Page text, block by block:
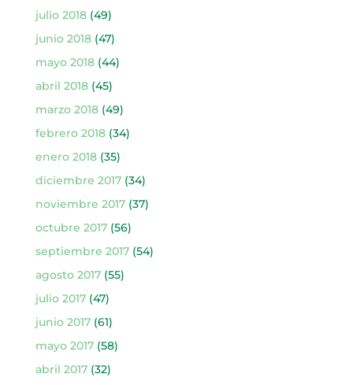
julio 2018(49)
junio 2018(47)
mayo 2018(44)
abril 2018(45)
marzo 2018(49)
febrero 2018(34)
enero 2018(35)
diciembre 2017(34)
noviembre 2017(37)
octubre 2017(56)
septiembre 2017(54)
agosto 2017(55)
julio 2017(47)
junio 2017(61)
mayo 2017(58)
abril 2017(32)